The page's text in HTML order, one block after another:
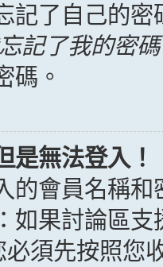
記了自己的
記了我的密碼
碼。
是無法登入！
的會員名稱
如果討論區
須先按照您